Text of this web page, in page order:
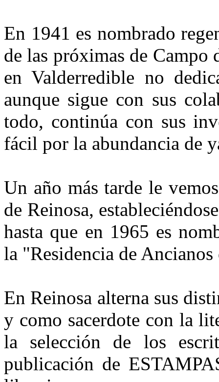
En 1941 es nombrado
de las próximas de
en Valderredible no
aunque sigue con sus
todo, continúa con sus
fácil por la abundancia de
Un año más tarde le
de Reinosa,
hasta que en 1965 es
la "Residencia de
En Reinosa alterna sus
y como sacerdote con la
la selección de los
publicación de